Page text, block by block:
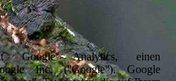
Google Analytics, einen
Inc. (''Google''). Google